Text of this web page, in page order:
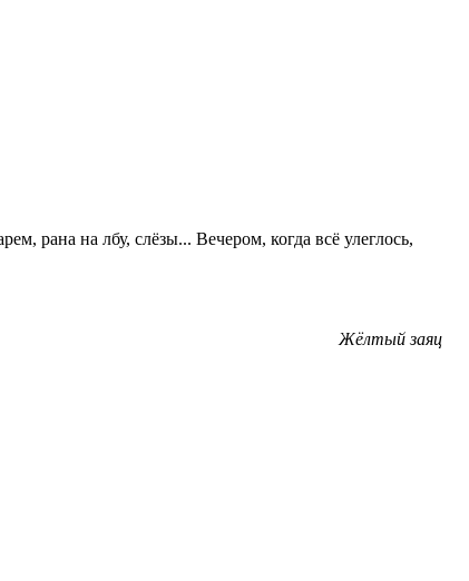
рана на лбу, слёзы... Вечером, когда всё улеглось,
Жёлтый заяц